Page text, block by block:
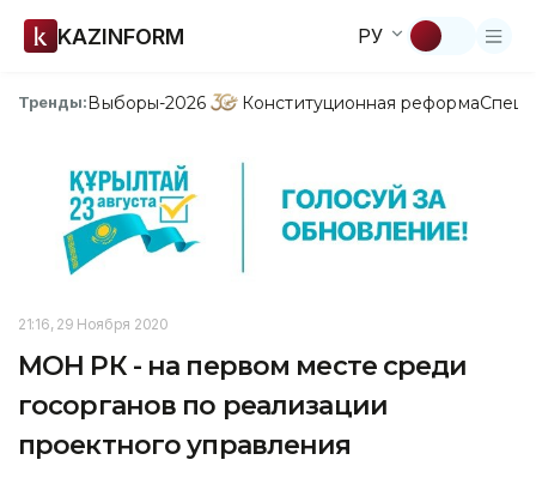
KAZINFORM РУ
Тренды:Выборы-2026 Конституционная реформа
21:16, 29 Ноября 2020
МОН РК - на первом месте среди
госорганов по реализации
проектного управления